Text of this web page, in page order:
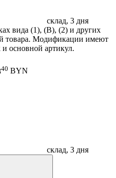
склад, 3 дня
вида (1), (B), (2) и других
товара. Модификации имеют
основной артикул.
40 BYN
склад, 3 дня